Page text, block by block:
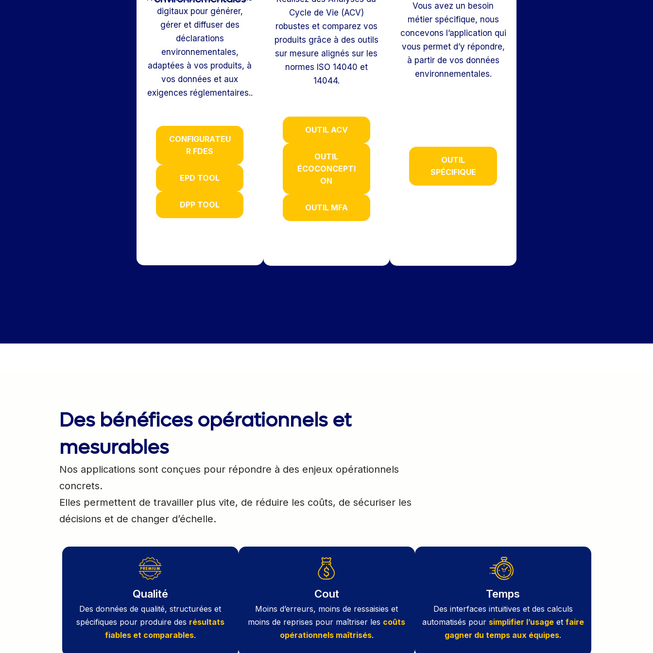
digitaux pour générer,
gérer et diffuser des
déclarations
environnementales,
adaptées à vos produits, à
vos données et aux
exigences réglementaires..
CONFIGURATEU
R FDES
EPD TOOL
DPP TOOL
Cycle de Vie (ACV)
robustes et comparez vos
produits grâce à des outils
sur mesure alignés sur les
normes ISO 14040 et
14044.
OUTIL ACV
OUTIL
ÉCOCONCEPTI
ON
OUTIL MFA
Vous avez un besoin
métier spécifique, nous
concevons l’application qui
vous permet d’y répondre,
à partir de vos données
environnementales.
OUTIL
SPÉCIFIQUE
Des bénéfices opérationnels et
mesurables
Nos applications sont conçues pour répondre à des enjeux opérationnels
concrets.
Elles permettent de travailler plus vite, de réduire les coûts, de sécuriser les
décisions et de changer d’échelle.
Qualité
Des données de qualité, structurées et
spécifiques pour produire des résultats
fiables et comparables.
Cout
Moins d’erreurs, moins de ressaisies et
moins de reprises pour maîtriser les coûts
opérationnels maîtrisés.
Temps
Des interfaces intuitives et des calculs
automatisés pour simplifier l’usageet faire
gagner du temps aux équipes.